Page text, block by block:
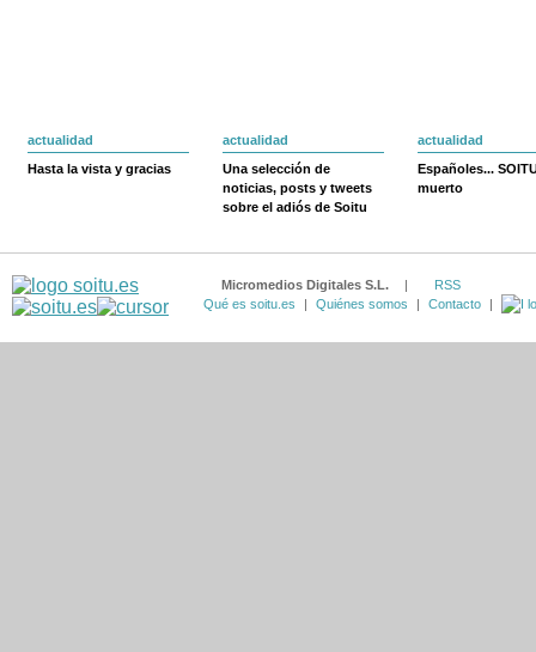
actualidad
Hasta la vista y gracias
actualidad
Una selección de
noticias, posts y tweets
sobre el adiós de Soitu
actualidad
Españoles...
muerto
Micromedios Digitales S.L. |
RSS
Qué es soitu.es
| Quiénes somos | Contacto |